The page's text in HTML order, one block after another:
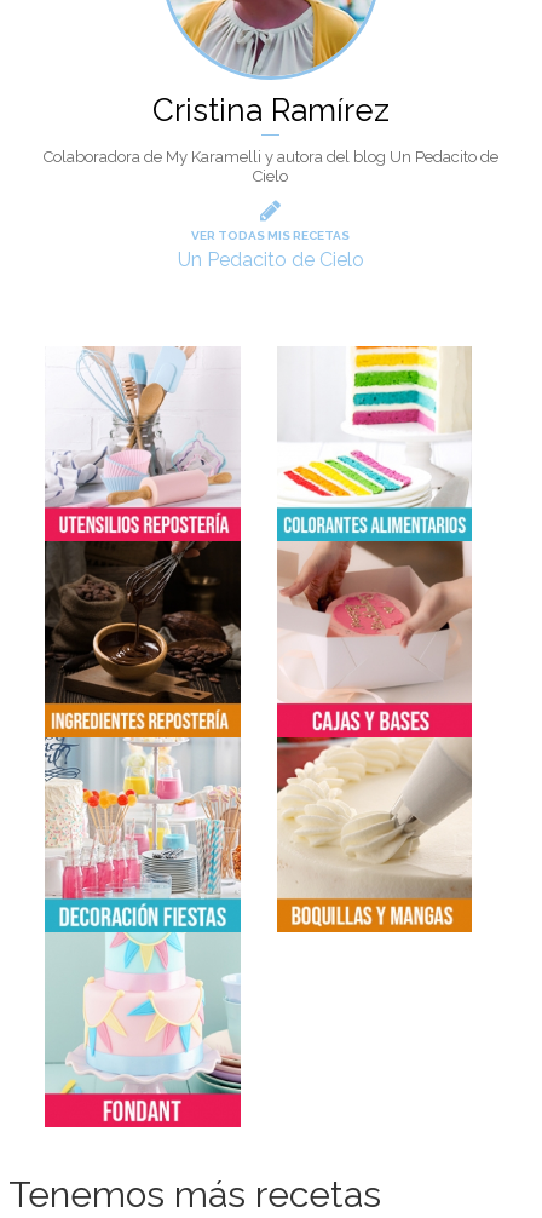
Cristina Ramírez
Colaboradora de My Karamelli y autora del blog Un Pedacito de
Cielo
VER TODAS MIS RECETAS
Un Pedacito de Cielo
Tenemos más recetas